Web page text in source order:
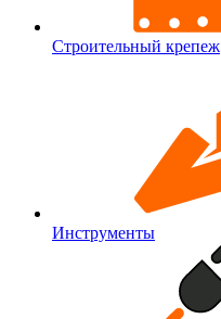
Строительный крепеж
Инструменты